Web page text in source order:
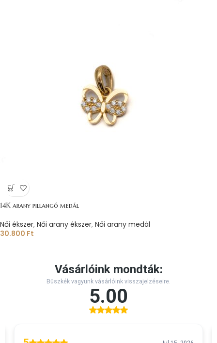
14K arany pillangó medál
Női ékszer, Női arany ékszer, Női arany medál
30.800 Ft